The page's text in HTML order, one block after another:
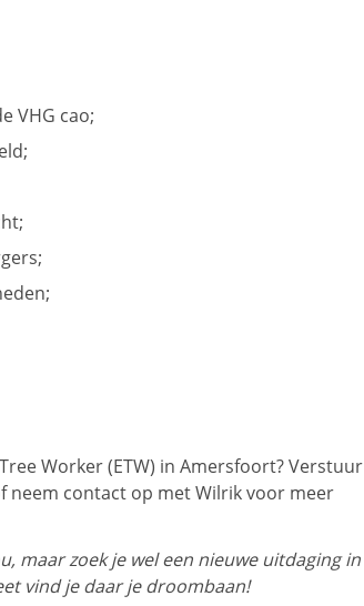
VHG cao;
Worker (ETW) in Amersfoort? Verstuur
neem contact op met Wilrik voor meer
maar zoek je wel een nieuwe uitdaging in
vind je daar je droombaan!